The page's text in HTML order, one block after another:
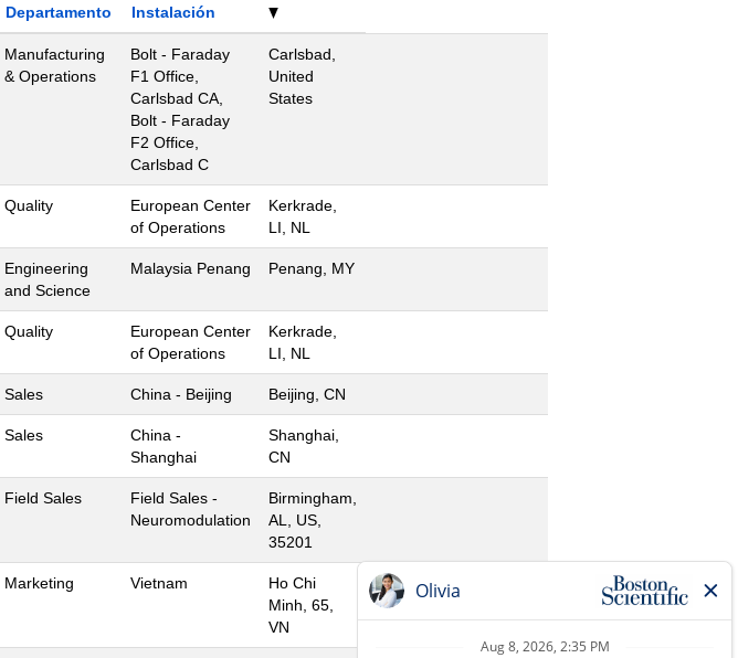
Departamento Instalación
Manufacturing
& Operations
Bolt - Faraday
F1 Office,
Carlsbad CA,
Bolt - Faraday
F2 Office,
Carlsbad C
Carlsbad,
United
States
Quality
European Center
of Operations
Kerkrade,
LI, NL
Engineering
and Science
Malaysia Penang Penang, MY
Quality
European Center
of Operations
Kerkrade,
LI, NL
Sales China - Beijing Beijing, CN
Sales
China -
Shanghai
Shanghai,
CN
Field Sales
Field Sales -
Neuromodulation
Birmingham,
AL, US,
35201
Marketing Vietnam
Ho Chi
Minh, 65,
VN